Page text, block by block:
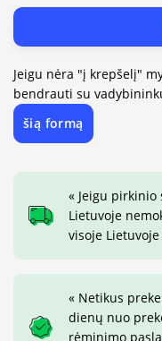
Jeigu nėra "į krepšelį"
bendrauti su
šią formą
« Jeigu
Lietuvoje
visoje Lietuvoje
« Netikus
dienų nuo
rėminimo